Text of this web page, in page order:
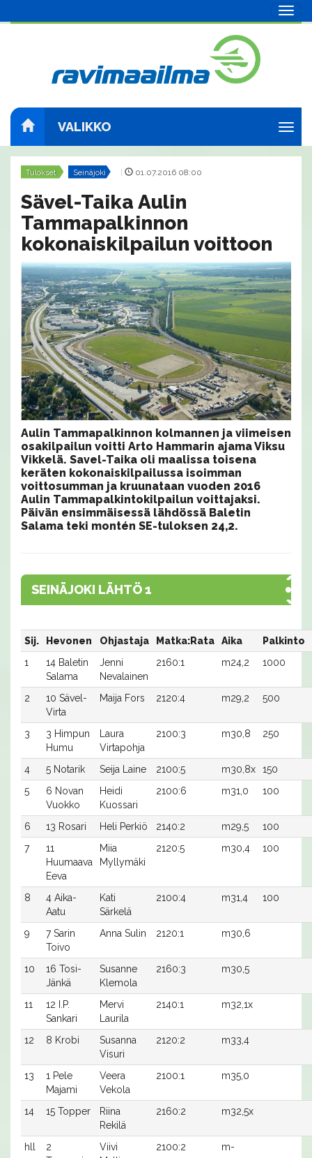
VALIKKO
Tulokset Seinäjoki 01.07.2016 08:00
Sävel-Taika Aulin
Tammapalkinnon
kokonaiskilpailun voittoon
Aulin Tammapalkinnon kolmannen ja viimeisen
osakilpailun voitti Arto Hammarin ajama Viksu
Vikkelä. Savel-Taika oli maalissa toisena
keräten kokonaiskilpailussa isoimman
voittosumman ja kruunataan vuoden 2016
Aulin Tammapalkintokilpailun voittajaksi.
Päivän ensimmäisessä lähdössä Baletin
Salama teki montén SE-tuloksen 24,2.
SEINÄJOKI LÄHTÖ 1
Sij. Hevonen Ohjastaja Matka:Rata Aika
Palkinto
1
14 Baletin
Salama
Jenni
Nevalainen
2160:1 m24,2 1000
2
10 Sävel-
Virta
Maija Fors 2120:4 m29,2 500
3
3 Himpun
Humu
Laura
Virtapohja
2100:3 m30,8 250
4 5 Notarik Seija Laine 2100:5 m30,8x
150
5
6 Novan
Vuokko
Heidi
Kuossari
2100:6 m31,0 100
6 13 Rosari Heli Perkiö 2140:2 m29,5
100
7
11
Huumaava
Eeva
Miia
Myllymäki
2120:5 m30,4 100
8
4 Aika-
Aatu
Kati
Särkelä
2100:4 m31,4 100
9
7 Sarin
Toivo
Anna Sulin 2120:1 m30,6
10
16 Tosi-
Jänkä
Susanne
Klemola
2160:3 m30,5
11
12 I.P.
Sankari
Mervi
Laurila
2140:1 m32,1x
12 8 Krobi
Susanna
Visuri
2120:2 m33,4
13
1 Pele
Majami
Veera
Vekola
2100:1 m35,0
14 15 Topper
Riina
Rekilä
2160:2 m32,5x
hll
2
Viivi
2100:2 m-